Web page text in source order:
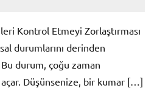
Kontrol Etmeyi Zorlaştırması
durumlarını derinden
durum, çoğu zaman
Düşünsenize, bir kumar […]